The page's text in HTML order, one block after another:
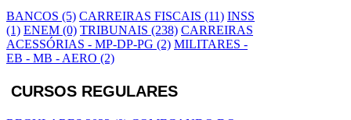
BANCOS (5) CARREIRAS FISCAIS (11) INSS
(1) ENEM (0) TRIBUNAIS (238) CARREIRAS
ACESSÓRIAS - MP-DP-PG (2) MILITARES -
EB - MB - AERO (2)
CURSOS REGULARES